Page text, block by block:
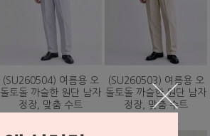
(SU260504) 여름용 오
돌토돌 까슬한 원단 남자
정장, 맞춤 수트
(SU260503) 여름용 오
돌토돌 까슬한 원단 남자
정장, 맞춤 수트